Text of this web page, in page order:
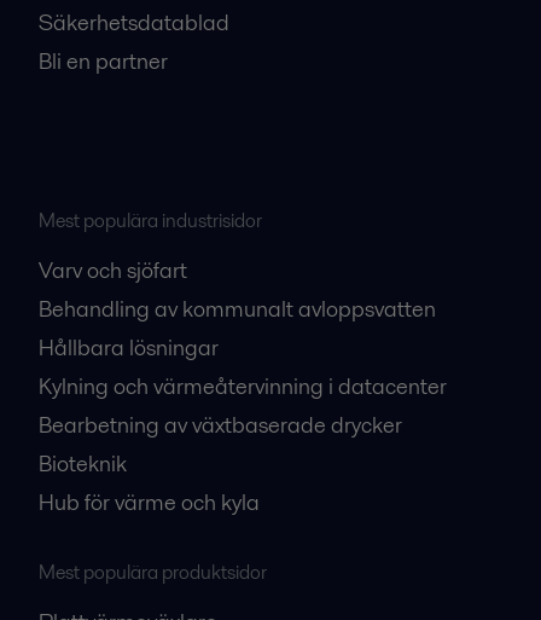
Säkerhetsdatablad
Bli en partner
Mest populära industrisidor
Varv och sjöfart
Behandling av kommunalt avloppsvatten
Hållbara lösningar
Kylning och värmeåtervinning i datacenter
Bearbetning av växtbaserade drycker
Bioteknik
Hub för värme och kyla
Mest populära produktsidor